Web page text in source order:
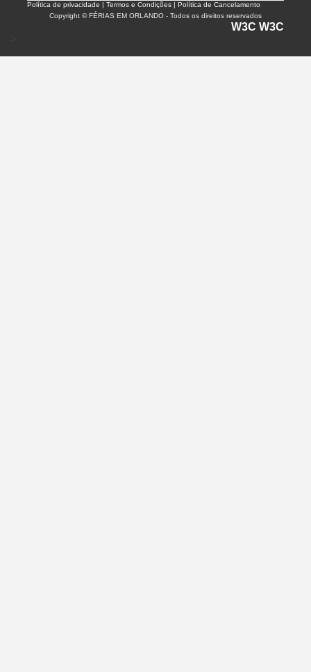
Política de privacidade |Termos e Condições | Política de Cancelamento
Copyright © FÉRIAS EM ORLANDO - Todos os direitos reservados
W3C W3C